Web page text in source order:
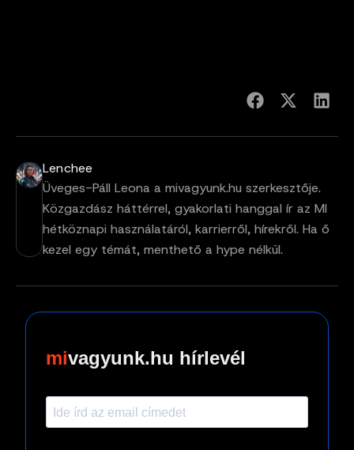
Lenchee
Üveges-Páll Leona a mivagyunk.hu szerkesztője.
Közgazdász háttérrel, gyakorlati hanggal ír az MI
hétköznapi használatáról, karrierről, hírekről. Ha ő
kezel egy témát, menthető a hype nélkül.
vagyunk.hu hírlevél